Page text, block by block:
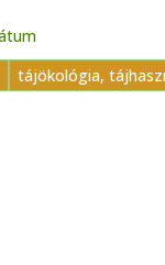
tájökológia,